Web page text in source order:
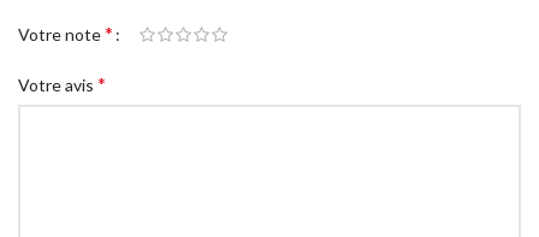
Votre note*
Votre avis *